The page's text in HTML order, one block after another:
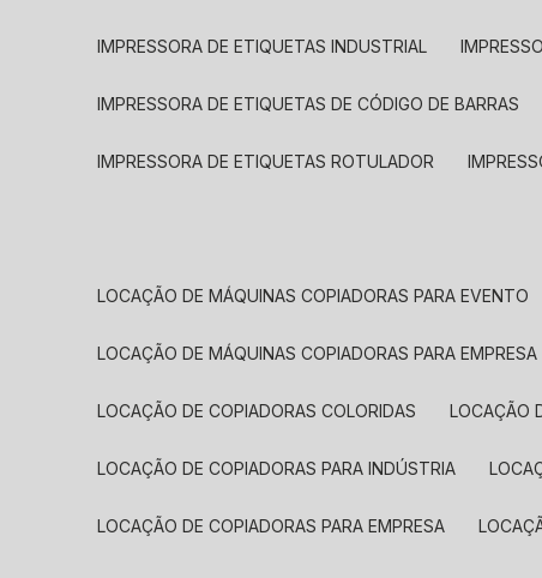
IMPRESSORA DE ETIQUETAS INDUSTRIAL
IMPRESSORA DE ETIQUETAS DE CÓDIGO DE BARRAS
IMPRESSORA DE ETIQUETAS ROTULADOR
LOCAÇÃO DE MÁQUINAS COPIADORAS PARA EVENTO
LOCAÇÃO DE MÁQUINAS COPIADORAS PARA EMPRESA
LOCAÇÃO DE COPIADORAS COLORIDAS LOCAÇÃO
LOCAÇÃO DE COPIADORAS PARA INDÚSTRIA
LOCAÇÃO DE COPIADORAS PARA EMPRESA